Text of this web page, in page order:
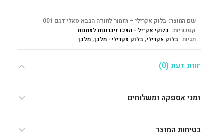
שם המוצר: בלוק אקרילי – מזמור לתודה הבבא סאלי דגם 001
קטגוריות: בלוקי אקריל - הפכו זיכרונות לאמנות
תגיות: בלוק אקרילי, בלוק אקרילי - מלבן, מלבן
חוות דעת (0)
זמני אספקה ומשלוחים
בטיחות המוצר